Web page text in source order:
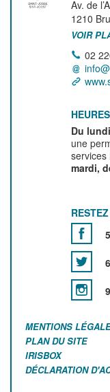
Av. de
1210
VOIR
02
Du
une
services
mardi,
MENTIONS
PLAN DU SITE
IRISBOX
DÉCLARATION